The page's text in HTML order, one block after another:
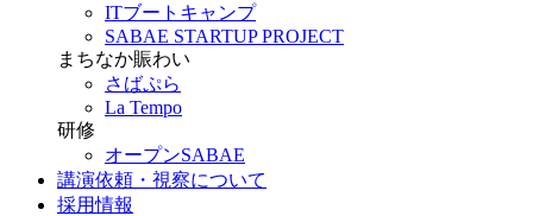
ITブートキャンプ
SABAE STARTUP PROJECT
まちなか賑わい
さばぷら
La Tempo
研修
オープンSABAE
講演依頼・視察について
採用情報